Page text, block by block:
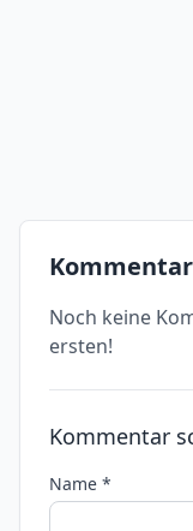
Noch keine
ersten!
Kommentar
Name *